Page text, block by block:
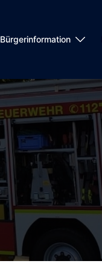
Bürgerinformation